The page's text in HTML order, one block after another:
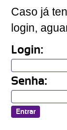
Caso já
login,
Login:
Senha: